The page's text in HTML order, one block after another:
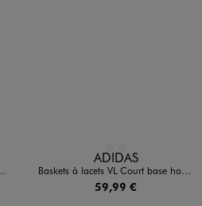
Disponible en 2 coloris
ADIDAS
Baskets à lacets VL Court base homme - Adidas
59,99 €